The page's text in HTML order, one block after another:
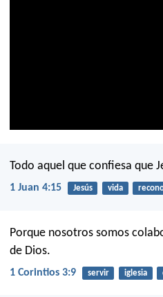
Todo aquel que confiesa que
1 Juan 4:15 Jesús vida
Porque nosotros somos
de Dios.
1 Corintios 3:9 servir iglesia